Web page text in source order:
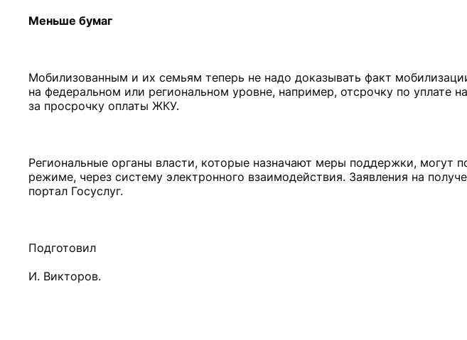
Меньше бумаг
Мобилизованным и их семьям теперь не надо доказывать факт
на федеральном или региональном уровне, например, отсрочку по уплате
за просрочку оплаты ЖКУ.
Региональные органы власти, которые назначают меры поддержки, могут
режиме, через систему электронного взаимодействия. Заявления на
портал Госуслуг.
Подготовил
И. Викторов.